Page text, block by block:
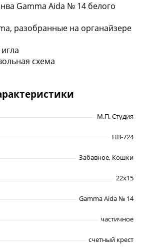
Gamma Aida № 14 белого
разобранные на органайзере
схема
М.П. Студия
НВ-724
Забавное, Кошки
22х15
Gamma Aida № 14
частичное
счетный крест